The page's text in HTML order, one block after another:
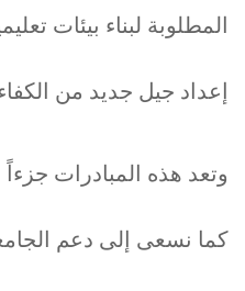
المطلوبة لبناء بيئات
إعداد جيل جديد من
وتعد هذه المبادرات جزءاً
كما نسعى إلى دعم